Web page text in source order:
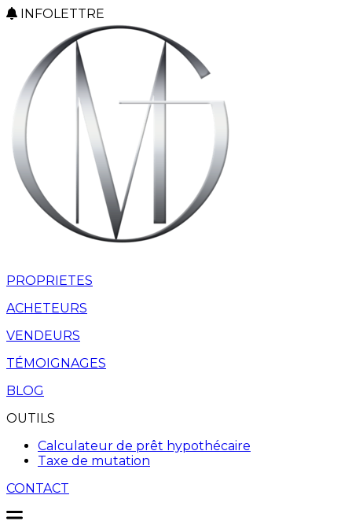
INFOLETTRE
PROPRIETES
ACHETEURS
VENDEURS
TÉMOIGNAGES
BLOG
OUTILS
Calculateur de prêt hypothécaire
Taxe de mutation
CONTACT